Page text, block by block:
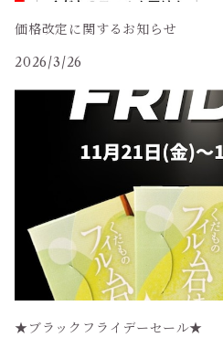
価格改定に関するお知らせ
2026/3/26
★ブラックフライデーセール★